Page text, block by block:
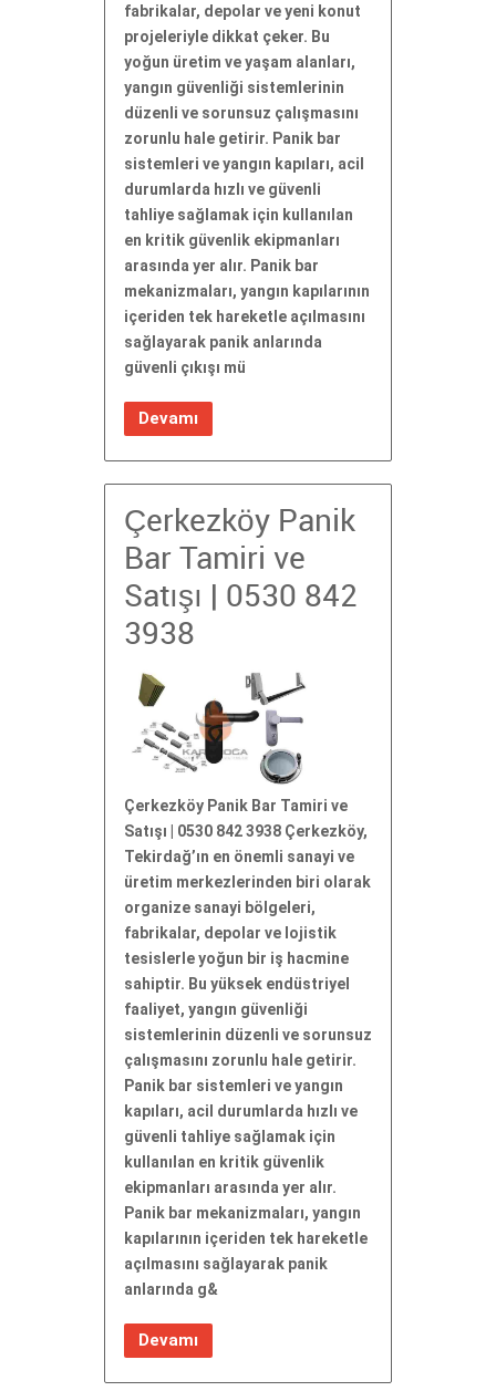
fabrikalar, depolar ve yeni konut
projeleriyle dikkat çeker. Bu
yoğun üretim ve yaşam alanları,
yangın güvenliği sistemlerinin
düzenli ve sorunsuz çalışmasını
zorunlu hale getirir. Panik bar
sistemleri ve yangın kapıları, acil
durumlarda hızlı ve güvenli
tahliye sağlamak için kullanılan
en kritik güvenlik ekipmanları
arasında yer alır. Panik bar
mekanizmaları, yangın kapılarının
içeriden tek hareketle açılmasını
sağlayarak panik anlarında
güvenli çıkışı mü
Devamı
Çerkezköy Panik
Bar Tamiri ve
Satışı | 0530 842
3938
Çerkezköy Panik Bar Tamiri ve
Satışı | 0530 842 3938 Çerkezköy,
Tekirdağ’ın en önemli sanayi ve
üretim merkezlerinden biri olarak
organize sanayi bölgeleri,
fabrikalar, depolar ve lojistik
tesislerle yoğun bir iş hacmine
sahiptir. Bu yüksek endüstriyel
faaliyet, yangın güvenliği
sistemlerinin düzenli ve sorunsuz
çalışmasını zorunlu hale getirir.
Panik bar sistemleri ve yangın
kapıları, acil durumlarda hızlı ve
güvenli tahliye sağlamak için
kullanılan en kritik güvenlik
ekipmanları arasında yer alır.
Panik bar mekanizmaları, yangın
kapılarının içeriden tek hareketle
açılmasını sağlayarak panik
anlarında g&
Devamı